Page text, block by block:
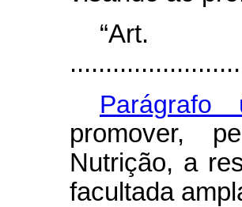
Parágrafo
promover,
Nutrição, a
facultada